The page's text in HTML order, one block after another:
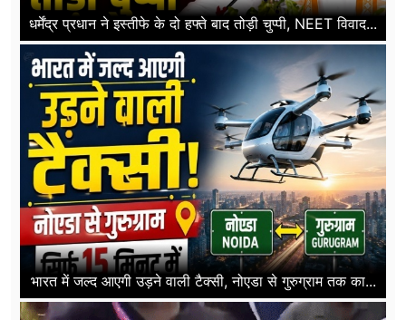
धर्मेंद्र प्रधान ने इस्तीफे के दो हफ्ते बाद तोड़ी चुप्पी, NEET विवाद...
भारत में जल्द आएगी उड़ने वाली टैक्सी, नोएडा से गुरुग्राम तक का...